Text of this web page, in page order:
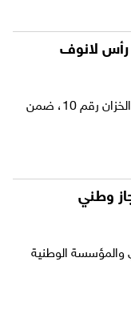
رأس لانوف
تابعت شركة الهروج للعمليات النفطية أعمال صيانة وتجهيز الخزان رقم 10، ضمن
وطني
والمؤسسة الوطنية